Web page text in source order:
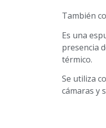
También
Es una
presencia
térmico.
Se utiliza
cámaras y